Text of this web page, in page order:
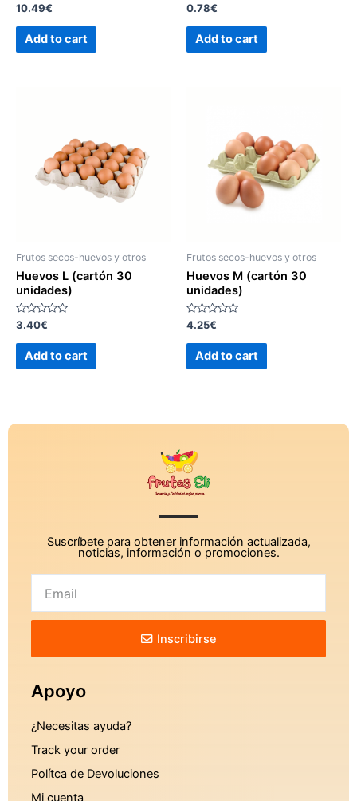
Rated
out
10.49€
Add to cart
Rated
0
out
0.78€
Add to cart
Frutos secos-huevos y otros
Huevos L (cartón 30
unidades)
Rated
out
3.40€
Add to cart
Frutos secos-huevos y otros
Huevos M (cartón 30
unidades)
Rated
out
4.25€
Add to cart
Suscríbete para obtener información actualizada,
noticias, información o promociones.
Inscribirse
Apoyo
¿Necesitas ayuda?
Track your order
Polítca de Devoluciones
Mi cuenta